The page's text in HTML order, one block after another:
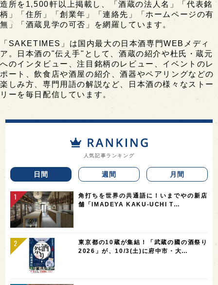
造所を1,500軒以上掲載し、「酒蔵の法人名」「代表銘
柄」「住所」「創業年」「連絡先」「ホームページの有
無」「酒蔵見学の可否」を網羅しています。
「SAKETIMES」は国内最大の日本酒専門WEBメディ
ア。日本酒の"伝え手"として、酒蔵の紹介や杜氏・蔵元
へのインタビュー、注目銘柄のレビュー、イベントのレ
ポート、飲食店や酒屋の紹介、酒器やペアリングなどの
楽しみ方、専門用語の解説など、日本酒の様々なストー
リーを毎日配信しています。
人気記事ランキング
日間 週間 月間
角打ちを世界の共通語に！いまでやの新店
舗「IMADEYA KAKU-UCHI T…
東京都の10蔵が集結！「武蔵の國の酒祭り
2026」が、10/3(土)に府中市・大…